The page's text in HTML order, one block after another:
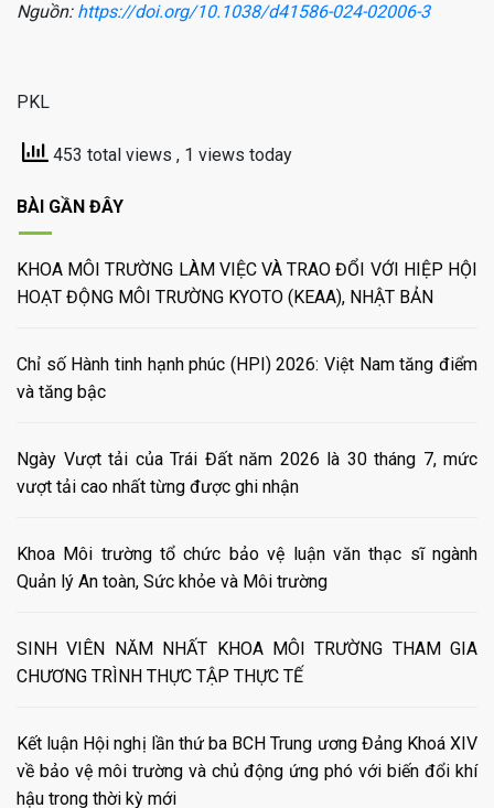
Nguồn: https://doi.org/10.1038/d41586-024-02006-3
PKL
453 total views , 1 views today
BÀI GẦN ĐÂY
KHOA MÔI TRƯỜNG LÀM VIỆC VÀ TRAO ĐỔI VỚI HIỆP HỘI
HOẠT ĐỘNG MÔI TRƯỜNG KYOTO (KEAA), NHẬT BẢN
Chỉ số Hành tinh hạnh phúc (HPI) 2026: Việt Nam tăng điểm
và tăng bậc
Ngày Vượt tải của Trái Đất năm 2026 là 30 tháng 7, mức
vượt tải cao nhất từng được ghi nhận
Khoa Môi trường tổ chức bảo vệ luận văn thạc sĩ ngành
Quản lý An toàn, Sức khỏe và Môi trường
SINH VIÊN NĂM NHẤT KHOA MÔI TRƯỜNG THAM GIA
CHƯƠNG TRÌNH THỰC TẬP THỰC TẾ
Kết luận Hội nghị lần thứ ba BCH Trung ương Đảng Khoá XIV
về bảo vệ môi trường và chủ động ứng phó với biến đổi khí
hậu trong thời kỳ mới